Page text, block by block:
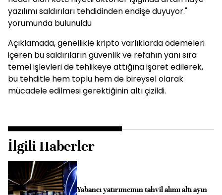
yazılımı saldırıları tehdidinden endişe duyuyor."
yorumunda bulunuldu
Açıklamada, genellikle kripto varlıklarda ödemeleri
içeren bu saldırıların güvenlik ve refahın yanı sıra
temel işlevleri de tehlikeye attığına işaret edilerek,
bu tehditle hem toplu hem de bireysel olarak
mücadele edilmesi gerektiğinin altı çizildi.
İlgili Haberler
Yabancı yatırımcının tahvil alımı altı ayın